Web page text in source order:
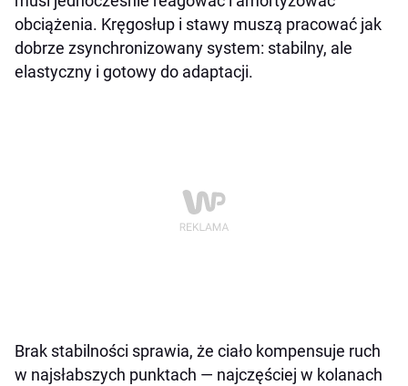
obciążenia. Kręgosłup i stawy muszą pracować jak
dobrze zsynchronizowany system: stabilny, ale
elastyczny i gotowy do adaptacji.
Brak stabilności sprawia, że ciało kompensuje ruch
w najsłabszych punktach — najczęściej w kolanach